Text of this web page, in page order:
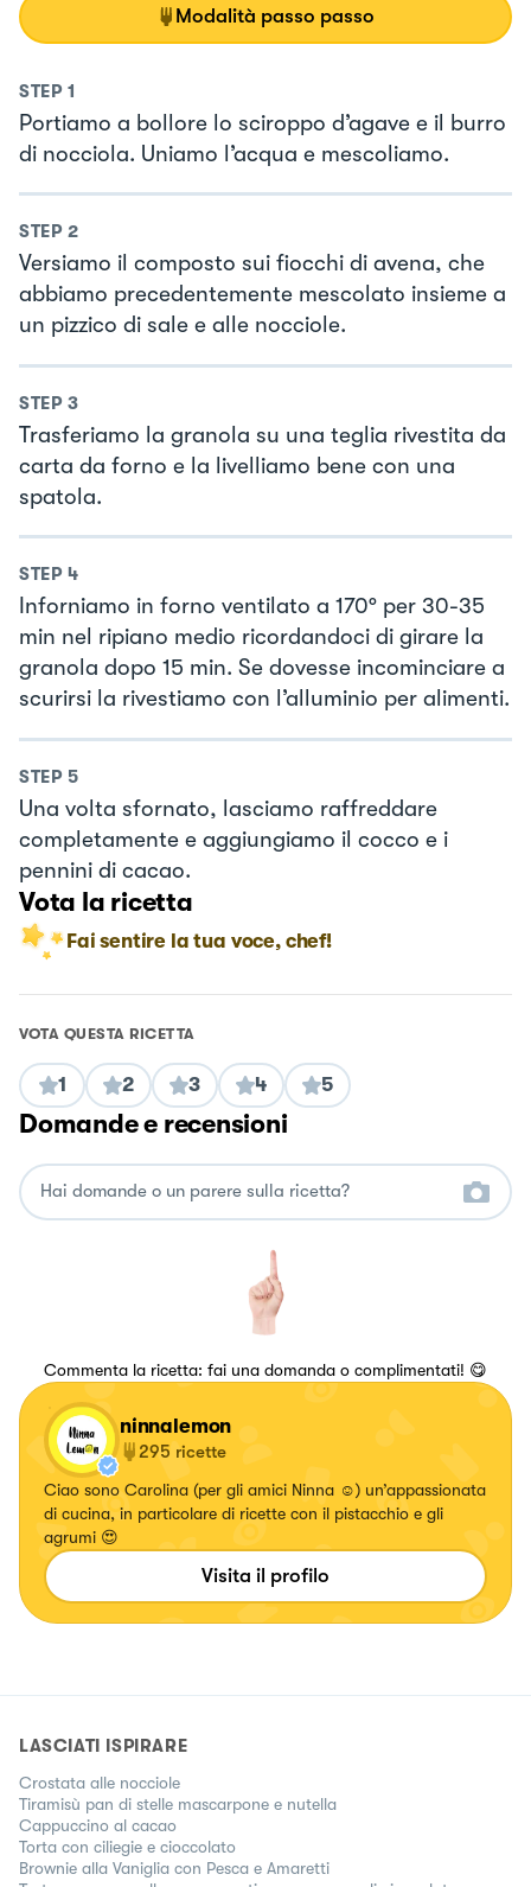
Modalità passo passo
STEP 1
Portiamo a bollore lo sciroppo d’agave e il burro
di nocciola. Uniamo l’acqua e mescoliamo.
STEP 2
Versiamo il composto sui fiocchi di avena, che
abbiamo precedentemente mescolato insieme a
un pizzico di sale e alle nocciole.
STEP 3
Trasferiamo la granola su una teglia rivestita da
carta da forno e la livelliamo bene con una
spatola.
STEP 4
Inforniamo in forno ventilato a 170° per 30-35
min nel ripiano medio ricordandoci di girare la
granola dopo 15 min. Se dovesse incominciare a
scurirsi la rivestiamo con l’alluminio per alimenti.
STEP 5
Una volta sfornato, lasciamo raffreddare
completamente e aggiungiamo il cocco e i
pennini di cacao.
Vota la ricetta
Fai sentire la tua voce, chef!
VOTA QUESTA RICETTA
1 2 3 4 5
Domande e recensioni
Commenta la ricetta: fai una domanda o complimentati! 😋
ninnalemon
295 ricette
Ciao sono Carolina (per gli amici Ninna ☺️) un’appassionata
di cucina, in particolare di ricette con il pistacchio e gli
agrumi 😍
Visita il profilo
LASCIATI ISPIRARE
Crostata alle nocciole
Tiramisù pan di stelle mascarpone e nutella
Cappuccino al cacao
Torta con ciliegie e cioccolato
Brownie alla Vaniglia con Pesca e Amaretti